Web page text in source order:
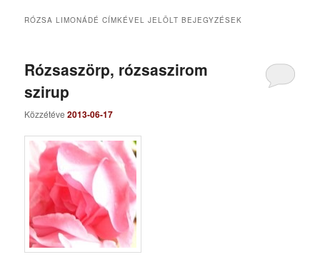
másodlagos
RÓZSA LIMONÁDÉ CÍMKÉVEL JELÖLT BEJEGYZÉSEK
Rózsaszörp, rózsaszirom
szirup
Közzétéve2013-06-17